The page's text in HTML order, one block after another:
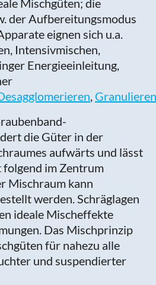
Mischgüten; die
der Aufbereitungsmodus
eignen sich u.a.
Intensivmischen,
Energieeinleitung,
, Granulieren
die Güter in der
aufwärts und lässt
im Zentrum
Mischraum kann
werden. Schräglagen
ideale Mischeffekte
Das Mischprinzip
für nahezu alle
und suspendierter